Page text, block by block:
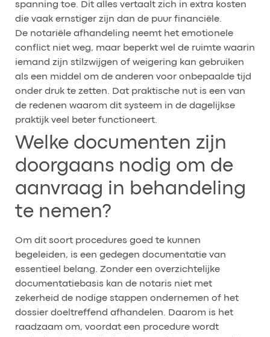
spanning toe. Dit alles vertaalt zich in extra kosten
die vaak ernstiger zijn dan de puur financiële.
De notariële afhandeling neemt het emotionele
conflict niet weg, maar beperkt wel de ruimte waarin
iemand zijn stilzwijgen of weigering kan gebruiken
als een middel om de anderen voor onbepaalde tijd
onder druk te zetten. Dat praktische nut is een van
de redenen waarom dit systeem in de dagelijkse
praktijk veel beter functioneert.
Welke documenten zijn
doorgaans nodig om de
aanvraag in behandeling
te nemen?
Om dit soort procedures goed te kunnen
begeleiden, is een gedegen documentatie van
essentieel belang. Zonder een overzichtelijke
documentatiebasis kan de notaris niet met
zekerheid de nodige stappen ondernemen of het
dossier doeltreffend afhandelen. Daarom is het
raadzaam om, voordat een procedure wordt